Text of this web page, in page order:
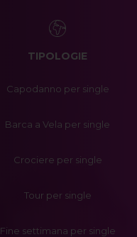
TIPOLOGIE
Capodanno per single
Barca a Vela per single
Crociere per single
Tour per single
Fine settimana per single